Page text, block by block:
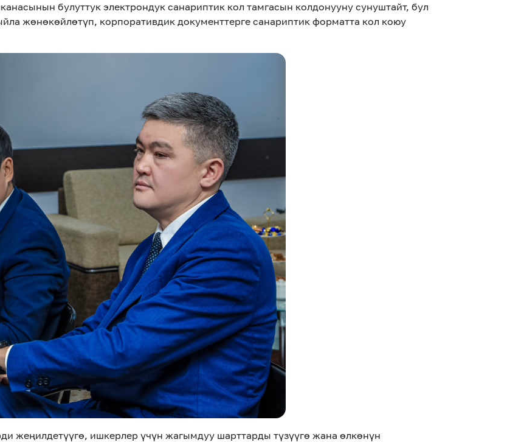
булуттук электрондук санариптик кол тамгасын колдонууну сунуштайт, бул
жөнөкөйлөтүп, корпоративдик документтерге санариптик форматта кол коюу
жеңилдетүүгө, ишкерлер үчүн жагымдуу шарттарды түзүүгө жана өлкөнүн